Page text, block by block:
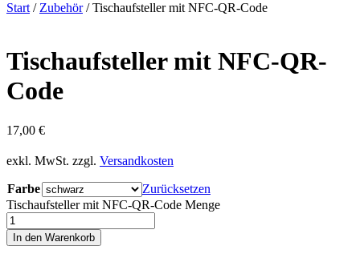
Start / Zubehör/ Tischaufsteller mit NFC-QR-Code
Tischaufsteller mit NFC-QR-
Code
17,00 €
exkl. MwSt. zzgl. Versandkosten
Farbe
Zurücksetzen
Tischaufsteller mit NFC-QR-Code Menge
In den Warenkorb